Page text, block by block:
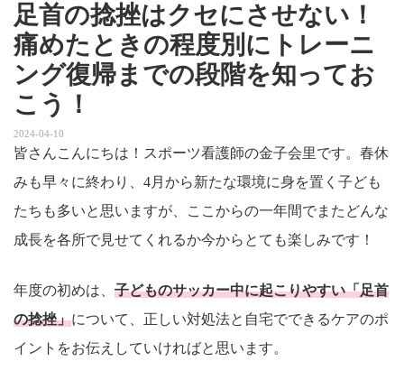
足首の捻挫はクセにさせない！
痛めたときの程度別にトレーニ
ング復帰までの段階を知ってお
こう！
2024-04-10
皆さんこんにちは！スポーツ看護師の金子会里です。春休
みも早々に終わり、4月から新たな環境に身を置く子ども
たちも多いと思いますが、ここからの一年間でまたどんな
成長を各所で見せてくれるか今からとても楽しみです！
年度の初めは、 子どものサッカー中に起こりやすい「足首
の捻挫」について、正しい対処法と自宅でできるケアのポ
イントをお伝えしていければと思います。